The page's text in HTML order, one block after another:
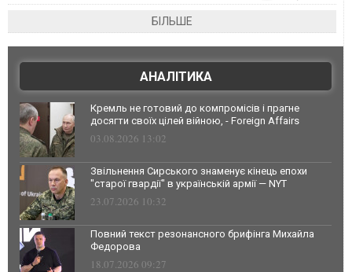
БІЛЬШЕ
АНАЛІТИКА
Кремль не готовий до компромісів і прагне
досягти своїх цілей війною, - Foreign Affairs
03.08.2026 13:02
Звільнення Сирського знаменує кінець епохи
"старої гвардії" в українській армії — NYT
23.07.2026 10:32
Повний текст резонансного брифінга Михайла
Федорова
18.07.2026 09:27